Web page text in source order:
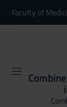
Faculty of